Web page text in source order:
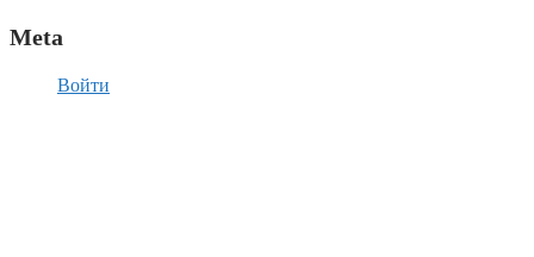
Meta
Войти